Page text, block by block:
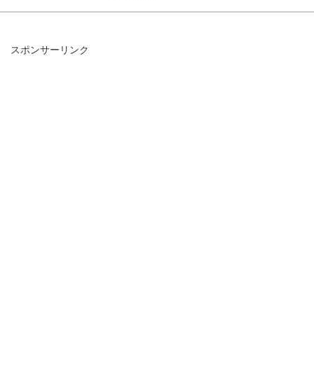
スポンサーリンク